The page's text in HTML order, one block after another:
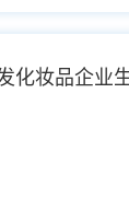
化妆品企业